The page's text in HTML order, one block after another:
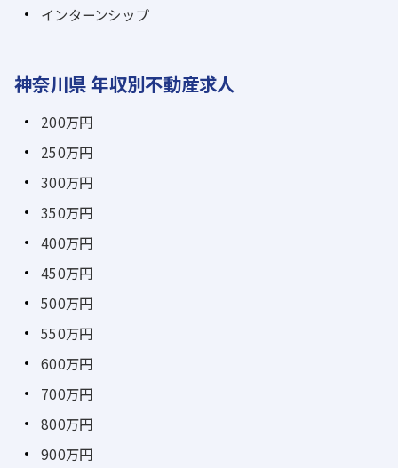
インターンシップ
神奈川県 年収別不動産求人
200万円
250万円
300万円
350万円
400万円
450万円
500万円
550万円
600万円
700万円
800万円
900万円